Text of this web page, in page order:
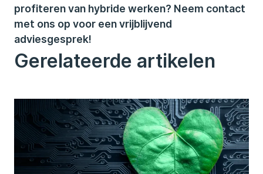
profiteren van hybride werken? Neem contact
met ons op voor een vrijblijvend
adviesgesprek!
Gerelateerde artikelen